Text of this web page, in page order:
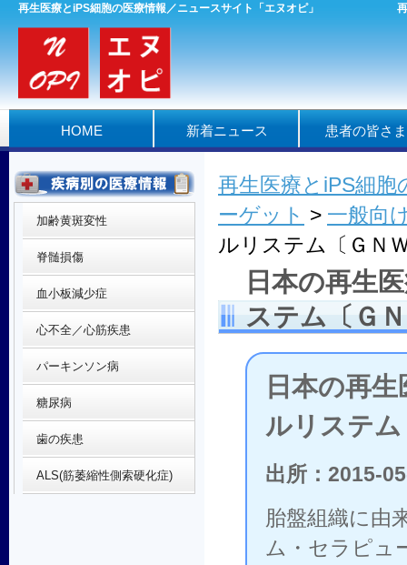
再生医療とiPS細胞の医療情報／ニュースサイト「エヌオピ」
HOME 新着ニュース 患者の皆さ
再生医療とiPS細
ーゲット > 一般向
ルリステム〔ＧＮ
日本の再生
ステム〔Ｇ
日本の再
ルリステ
出所：2015-
胎盤組織に由
ム・セラピュ
加齢黄斑変性
脊髄損傷
血小板減少症
心不全／心筋疾患
パーキンソン病
糖尿病
歯の疾患
ALS(筋萎縮性側索硬化症)